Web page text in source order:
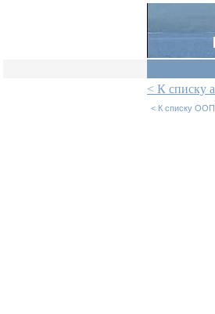
< К списку
< К списку